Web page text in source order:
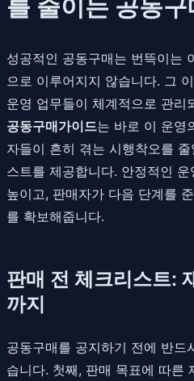
를 줄이는 공동
성공적인 공동구매는 번뜩이는
으로 이루어지지 않습니다. 그
운영 업무들이 체계적으로 관리
공동구매가이드는 바로 이 운영
자들이 흔히 겪는 시행착오를
스트를 제공합니다. 안정적인
높이고, 판매자가 다음 단계를
를 확보해줍니다.
판매 전 체크리스트:
까지
공동구매를 공지하기 전에 반드
습니다. 첫째, 판매 목표에 따른